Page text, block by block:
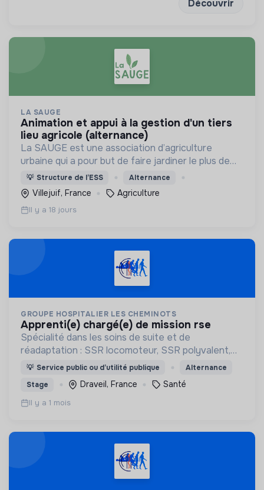
Découvrir
LA SAUGE
animation et appui à la gestion d'un tiers
lieu agricole (alternance)
La SAUGE est une association d’agriculture
urbaine qui a pour but de faire jardiner le plus de
monde possible 2h par semaine de manière
respectueuse du vivant.
💡 Structure de l’ESS Alternance
Villejuif, France Agriculture
Il y a 18 jours
GROUPE HOSPITALIER LES CHEMINOTS
apprenti(e) chargé(e) de mission rse
Spécialité dans les soins de suite et de
réadaptation : SSR locomoteur, SSR polyvalent,
SSR associé en cancérologie.
💡 Service public ou d’utilité publique
Alternance
Stage
Draveil, France Santé
Il y a 1 mois